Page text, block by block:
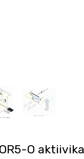
O